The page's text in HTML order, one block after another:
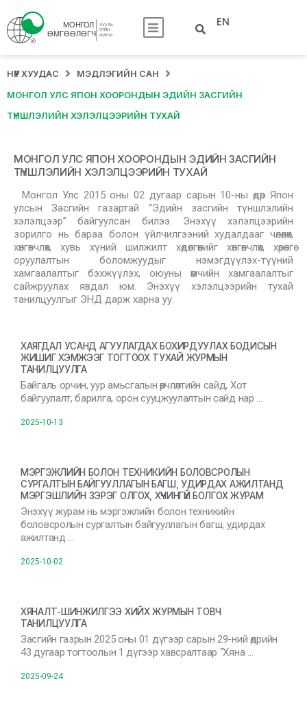
EN
НҮҮР ХУУДАС МЭДЛЭГИЙН САН
МОНГОЛ УЛС ЯПОН ХООРОНДЫН ЭДИЙН ЗАСГИЙН
ТҮНШЛЭЛИЙН ХЭЛЭЛЦЭЭРИЙН ТУХАЙ
МОНГОЛ УЛС ЯПОН ХООРОНДЫН ЭДИЙН ЗАСГИЙН
ТҮНШЛЭЛИЙН ХЭЛЭЛЦЭЭРИЙН ТУХАЙ
Монгол Улс 2015 оны 02 дугаар сарын 10-ны өдөр Япон
улсын Засгийн газартай “Эдийн засгийн түншлэлийн
хэлэлцээр” байгуулсан билээ. Энэхүү хэлэлцээрийн
зорилго нь бараа болон үйлчилгээний худалдааг чөлөөлөх,
хөнгөвчлөх, хувь хүний шилжилт хөдөлгөөнийг хөнгөвчлөх, хөрөнгө
оруулалтын боломжуудыг нэмэгдүүлэх-түүний
хамгаалалтыг бэхжүүлэх, оюуны өмчийн хамгаалалтыг
сайжруулах явдал юм. Энэхүү хэлэлцээрийн тухай
танилцуулгыг ЭНД дарж харна уу.
ХАЯГДАЛ УСАНД АГУУЛАГДАХ БОХИРДУУЛАХ БОДИСЫН
ЖИШИГ ХЭМЖЭЭГ ТОГТООХ ТУХАЙ ЖУРМЫН
ТАНИЛЦУУЛГА
Байгаль орчин, уур амьсгалын өөрчлөлтийн сайд, Хот
байгуулалт, барилга, орон сууцжуулалтын сайд нар …
2025-10-13
МЭРГЭЖЛИЙН БОЛОН ТЕХНИКИЙН БОЛОВСРОЛЫН
СУРГАЛТЫН БАЙГУУЛЛАГЫН БАГШ, УДИРДАХ АЖИЛТАНД
МЭРГЭШЛИЙН ЗЭРЭГ ОЛГОХ, ХҮЧИНГҮЙ БОЛГОХ ЖУРАМ
Энэхүү журам нь мэргэжлийн болон техникийн
боловсролын сургалтын байгууллагын багш, удирдах
ажилтанд …
2025-10-02
ХЯНАЛТ-ШИНЖИЛГЭЭ ХИЙХ ЖУРМЫН ТОВЧ
ТАНИЛЦУУЛГА
Засгийн газрын 2025 оны 01 дүгээр сарын 29-ний өдрийн
43 дугаар тогтоолын 1 дүгээр хавсралтаар “Хяна …
2025-09-24